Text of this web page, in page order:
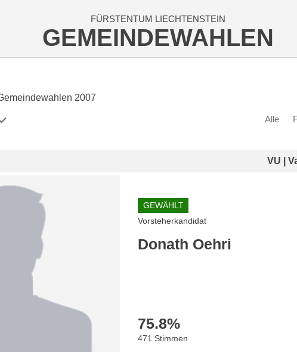
FÜRSTENTUM LIECHTENSTEIN
GEMEINDEWAHLEN
2007
Alle
VU |
GEWÄHLT
Vorsteherkandidat
Donath Oehri
75.8%
471 Stimmen